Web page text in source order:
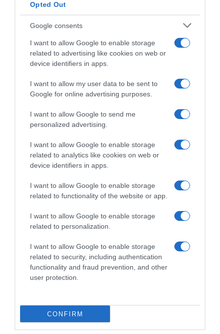
Opted Out
Google consents
I want to allow Google to enable storage
related to advertising like cookies on web or
device identifiers in apps.
I want to allow my user data to be sent to
Google for online advertising purposes.
I want to allow Google to send me
personalized advertising.
I want to allow Google to enable storage
related to analytics like cookies on web or
device identifiers in apps.
I want to allow Google to enable storage
related to functionality of the website or app.
I want to allow Google to enable storage
related to personalization.
I want to allow Google to enable storage
related to security, including authentication
functionality and fraud prevention, and other
user protection.
CONFIRM
“Muda o corpo de todas as mulheres”
PRODUTOS E MARCAS
Conheça a programação de fim-de-semana dos hotéis
da colecção Savoy Signature
PRODUTOS E MARCAS
Casa Peixoto cresceu mais de 15% e expandiu-
se para o Funchal